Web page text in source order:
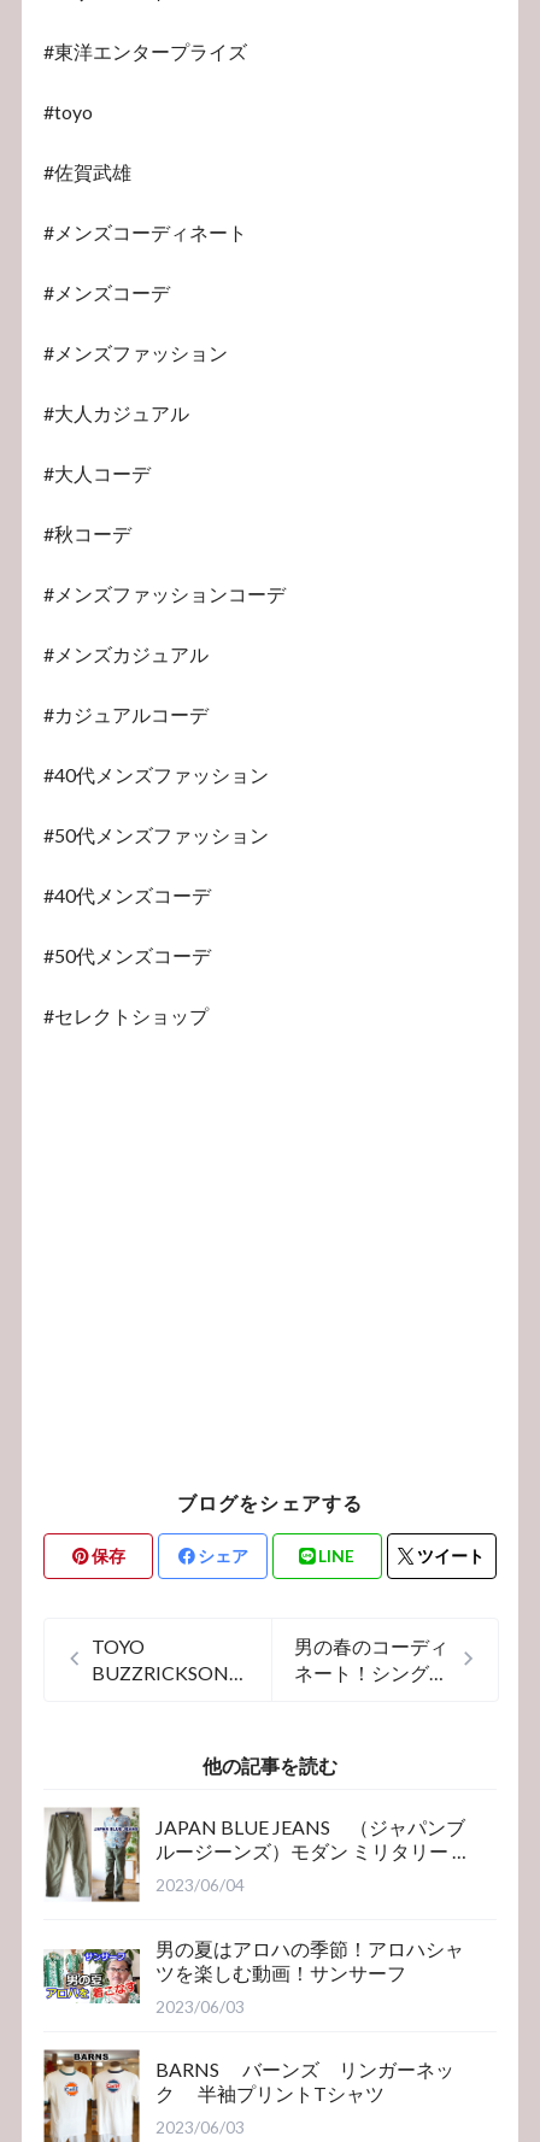
#東洋エンタープライズ
#toyo
#佐賀武雄
#メンズコーディネート
#メンズコーデ
#メンズファッション
#大人カジュアル
#大人コーデ
#秋コーデ
#メンズファッションコーデ
#メンズカジュアル
#カジュアルコーデ
#40代メンズファッション
#50代メンズファッション
#40代メンズコーデ
#50代メンズコーデ
#セレクトショップ
ブログをシェアする
保存 シェア LINE ツイート
TOYO
BUZZRICKSONS
男の春のコーディ
ネート！シングル
そう！
他の記事を読む
JAPAN BLUE JEANS （ジャパンブ
ルージーンズ）モダン ミリタリー ベ
イカーパンツ
2023/06/04
男の夏はアロハの季節！アロハシャ
ツを楽しむ動画！サンサーフ
2023/06/03
BARNS バーンズ リンガーネッ
ク 半袖プリントTシャツ
2023/06/03